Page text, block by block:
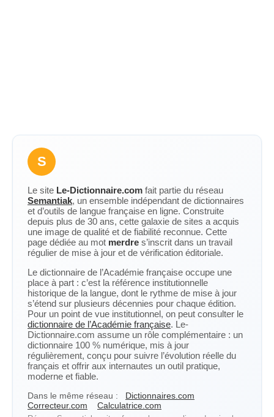
S
Le site Le-Dictionnaire.com fait partie du réseau
Semantiak, un ensemble indépendant de dictionnaires
et d’outils de langue française en ligne. Construite
depuis plus de 30 ans, cette galaxie de sites a acquis
une image de qualité et de fiabilité reconnue. Cette
page dédiée au mot merdre s’inscrit dans un travail
régulier de mise à jour et de vérification éditoriale.
Le dictionnaire de l’Académie française occupe une
place à part : c’est la référence institutionnelle
historique de la langue, dont le rythme de mise à jour
s’étend sur plusieurs décennies pour chaque édition.
Pour un point de vue institutionnel, on peut consulter le
dictionnaire de l’Académie française. Le-
Dictionnaire.com assume un rôle complémentaire : un
dictionnaire 100 % numérique, mis à jour
régulièrement, conçu pour suivre l’évolution réelle du
français et offrir aux internautes un outil pratique,
moderne et fiable.
Dans le même réseau :
Dictionnaires.com
Correcteur.com
Calculatrice.com